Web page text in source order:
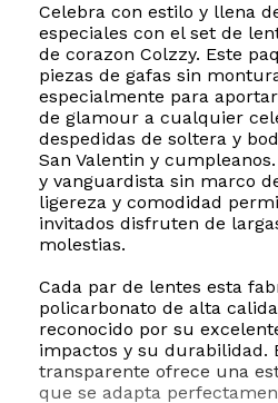
Celebra con estilo y llena
especiales con el set de
de corazon Colzzy. Este
piezas de gafas sin
especialmente para
de glamour a cualquier
despedidas de soltera y
San Valentin y
y vanguardista sin marco
ligereza y comodidad
invitados disfruten de
molestias.
Cada par de lentes esta
policarbonato de alta
reconocido por su
impactos y su durabilidad.
transparente ofrece una
que se adapta